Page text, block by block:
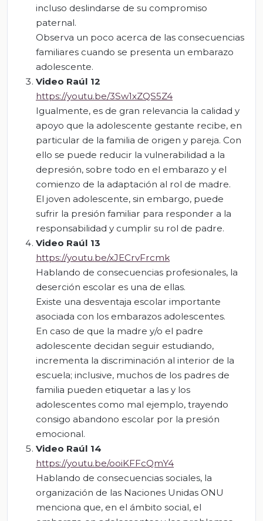
incluso deslindarse de su compromiso
paternal.
Observa un poco acerca de las consecuencias
familiares cuando se presenta un embarazo
adolescente.
Video Raúl 12
https://youtu.be/3Sw1xZQS5Z4
Igualmente, es de gran relevancia la calidad y
apoyo que la adolescente gestante recibe, en
particular de la familia de origen y pareja. Con
ello se puede reducir la vulnerabilidad a la
depresión, sobre todo en el embarazo y el
comienzo de la adaptación al rol de madre.
El joven adolescente, sin embargo, puede
sufrir la presión familiar para responder a la
responsabilidad y cumplir su rol de padre.
Video Raúl 13
https://youtu.be/xJECrvFrcmk
Hablando de consecuencias profesionales, la
deserción escolar es una de ellas.
Existe una desventaja escolar importante
asociada con los embarazos adolescentes.
En caso de que la madre y/o el padre
adolescente decidan seguir estudiando,
incrementa la discriminación al interior de la
escuela; inclusive, muchos de los padres de
familia pueden etiquetar a las y los
adolescentes como mal ejemplo, trayendo
consigo abandono escolar por la presión
emocional.
Video Raúl 14
https://youtu.be/ooiKFFcQmY4
Hablando de consecuencias sociales, la
organización de las Naciones Unidas ONU
menciona que, en el ámbito social, el